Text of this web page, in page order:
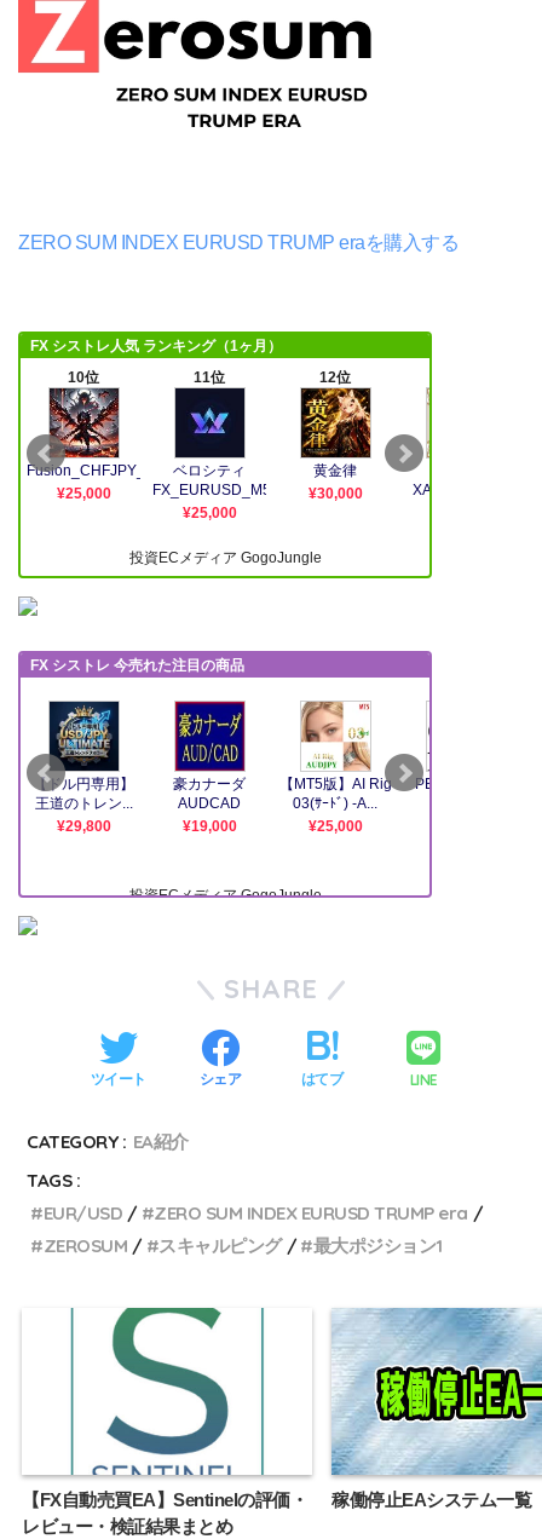
ZERO SUM INDEX EURUSD TRUMP eraを購入する
SHARE
ツイート シェア はてブ LINE
CATEGORY : EA紹介
TAGS :
EUR/USD
ZERO SUM INDEX EURUSD TRUMP era
ZEROSUM
スキャルピング 最大ポジション1
【FX自動売買EA】Sentinelの評価・
レビュー・検証結果まとめ
稼働停止EAシステム一覧